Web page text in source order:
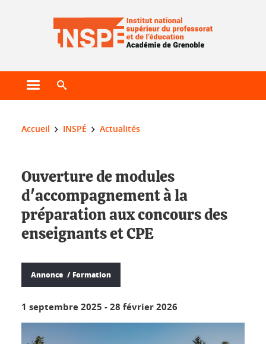
Ouvrir le menu principal
Vous êtes ici :
Accueil INSPÉ Actualités
Ouverture de modules
d'accompagnement à la
préparation aux concours des
enseignants et CPE
Annonce Formation
1 septembre 2025 -28 février 2026